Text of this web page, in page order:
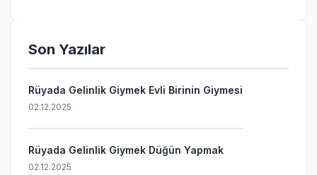
Son Yazılar
Rüyada Gelinlik Giymek Evli Birinin Giymesi
02.12.2025
Rüyada Gelinlik Giymek Düğün Yapmak
02.12.2025